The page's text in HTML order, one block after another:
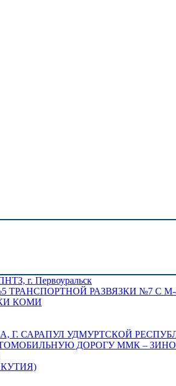
г. Первоуральск
РАЗВЯЗКИ №7 С
КОМИ
Г. САРАПУЛ УДМУРТСКОЙ
ДОРОГУ ММК –